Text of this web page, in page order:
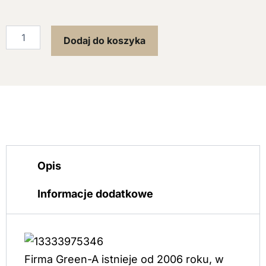
owies
Dodaj do koszyka
Opis
Informacje dodatkowe
Firma Green-A istnieje od 2006 roku, w